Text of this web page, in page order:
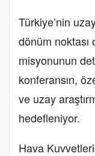
Türkiye’nin
dönüm noktası
misyonunun
konferansın,
ve uzay
hedefleniyor.
Hava